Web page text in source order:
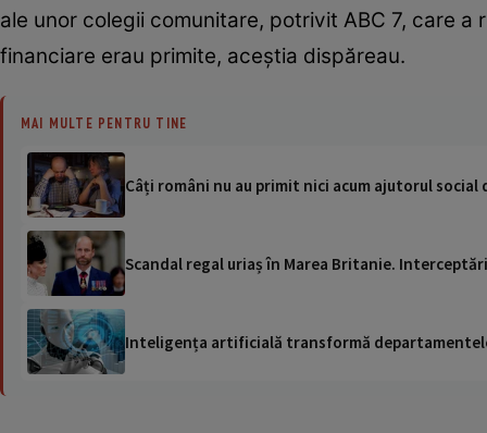
ale unor colegii comunitare, potrivit ABC 7, care
financiare erau primite, aceștia dispăreau.
MAI MULTE PENTRU TINE
Câți români nu au primit nici acum ajutorul social
Scandal regal uriaș în Marea Britanie.
Inteligența artificială transformă